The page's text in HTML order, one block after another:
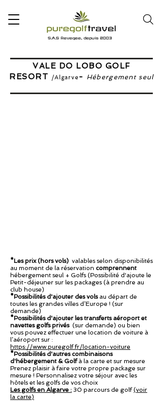
S.A.S Revegee, depuis 2003
VALE DO LOBO GOLF
RESORT
/Algarve - Hébergement seul
*Les prix (hors vols) valables selon disponibilités
au moment de la réservation comprennent
hébergement seul + Golfs (Possibilité d'ajoute le
Petit-déjeuner sur les packages (à prendre au
club house)
*Possibilités d'ajouter des volsau départ de
toutes les grandes villes d’Europe ! (sur
demande)
*Possibilités d'ajouter les transferts aéroport et
navettes golfs privés (sur demande) ou bien
vous pouvez effectuer une location de voiture à
l’aéroport sur :
https://www.puregolf.fr/location-voiture
*Possibilités d'autres combinaisons
d'hébergement & Golfà la carte et sur mesure
Prenez plaisir à faire votre propre package sur
mesure ! Personnalisez votre séjour avec les
hôtels et les golfs de vos choix
Les golfs en Algarve : 30 parcours de golf(voir
la carte)